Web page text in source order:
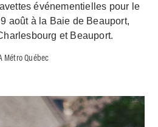
événementielles pour le
août à la Baie de Beauport,
et Beauport.
Métro Québec